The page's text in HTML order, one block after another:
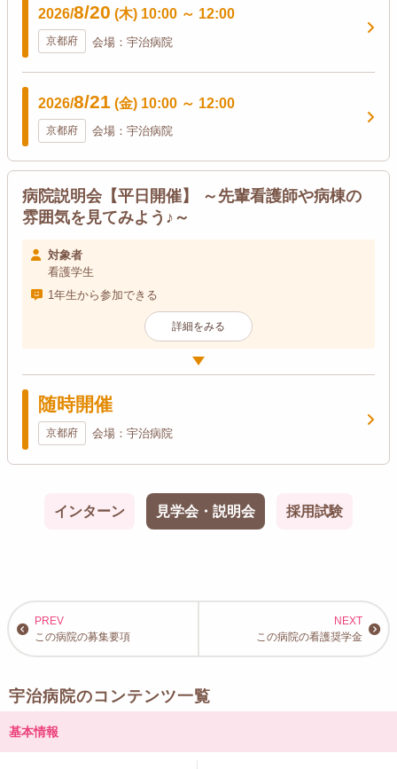
2026/8/20 (木) 10:00 ～ 12:00
京都府 会場：宇治病院
2026/8/21 (金) 10:00 ～ 12:00
京都府 会場：宇治病院
病院説明会【平日開催】 ～先輩看護師や病棟の
雰囲気を見てみよう♪～
対象者
看護学生
1年生から参加できる
詳細をみる
随時開催
京都府 会場：宇治病院
インターン 見学会・説明会 採用試験
この病院の募集要項 この病院の看護奨学金
宇治病院のコンテンツ一覧
基本情報